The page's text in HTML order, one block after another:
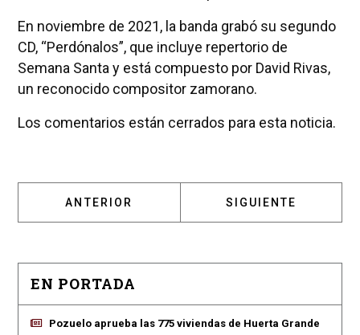
En noviembre de 2021, la banda grabó su segundo
CD, “Perdónalos”, que incluye repertorio de
Semana Santa y está compuesto por David Rivas,
un reconocido compositor zamorano.
Los comentarios están cerrados para esta noticia.
ARTÍCULO ANTERIOR: AFAN POZUELO Y EL
ANTERIOR ARTÍCULO
SIGUIENTE
EN PORTADA
Pozuelo aprueba las 775 viviendas de Huerta Grande